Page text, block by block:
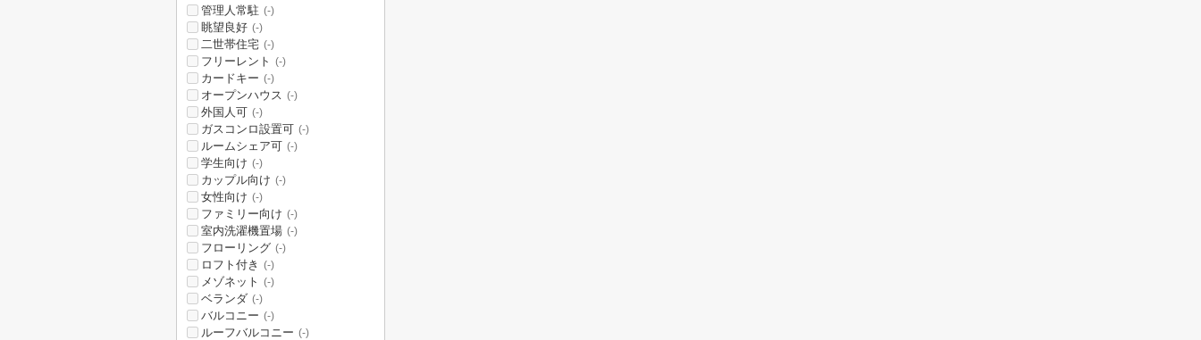
管理人常駐 (-)
眺望良好 (-)
二世帯住宅 (-)
フリーレント (-)
カードキー (-)
オープンハウス (-)
外国人可 (-)
ガスコンロ設置可 (-)
ルームシェア可 (-)
学生向け (-)
カップル向け (-)
女性向け (-)
ファミリー向け (-)
室内洗濯機置場 (-)
フローリング (-)
ロフト付き (-)
メゾネット (-)
ベランダ (-)
バルコニー (-)
ルーフバルコニー (-)